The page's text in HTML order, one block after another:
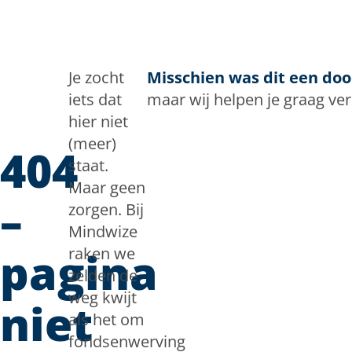
404
–
pagina
niet
Je zocht
iets dat
hier niet
(meer)
staat.
Maar geen
zorgen. Bij
Mindwize
raken we
zelden de
weg kwijt
als het om
fondsenwerving
Misschien was dit een
maar wij helpen je graag